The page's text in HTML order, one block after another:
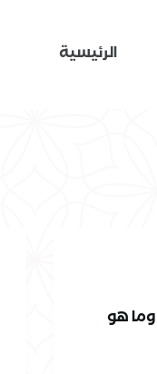
الرئيسية
هو